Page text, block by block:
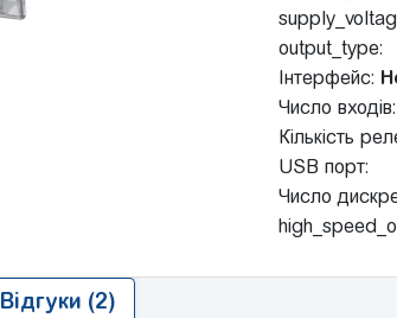
output_type:
Інтерфейс:
Число входів:
Кількість
USB порт:
Число
Відгуки (2)